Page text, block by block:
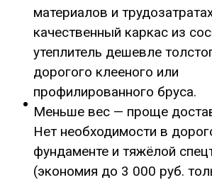
материалов и
качественный каркас из
утеплитель дешевле
дорогого клееного или
профилированного бруса.
Меньше вес — проще
Нет необходимости в
фундаменте и тяжёлой
(экономия до 3 000 руб.